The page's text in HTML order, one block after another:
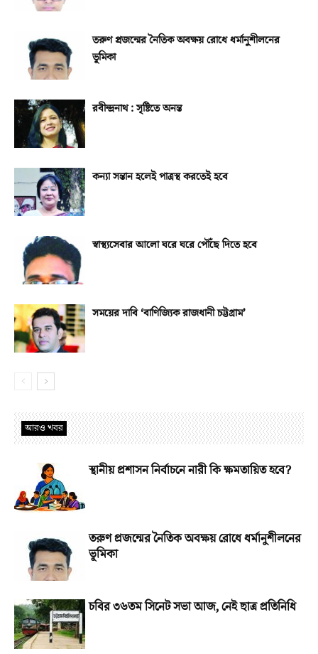
তরুণ প্রজন্মের নৈতিক অবক্ষয় রোধে ধর্মানুশীলনের
ভূমিকা
রবীন্দ্রনাথ : সৃষ্টিতে অনন্ত
কন্যা সন্তান হলেই পাত্রস্থ করতেই হবে
স্বাস্থ্যসেবার আলো ঘরে ঘরে পৌঁছে দিতে হবে
সময়ের দাবি ‘বাণিজ্যিক রাজধানী চট্টগ্রাম’
আরও খবর
স্থানীয় প্রশাসন নির্বাচনে নারী কি ক্ষমতায়িত হবে?
তরুণ প্রজন্মের নৈতিক অবক্ষয় রোধে ধর্মানুশীলনের
ভূমিকা
চবির ৩৬তম সিনেট সভা আজ, নেই ছাত্র প্রতিনিধি